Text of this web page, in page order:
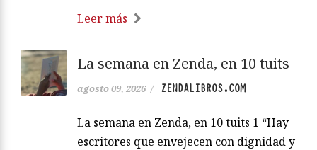
Leer más
La semana en Zenda, en 10 tuits
agosto 09, 2026 / ZENDALIBROS.COM
La semana en Zenda, en 10 tuits 1 “Hay
escritores que envejecen con dignidad y